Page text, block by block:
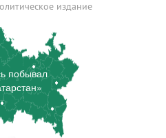
издание
побывал